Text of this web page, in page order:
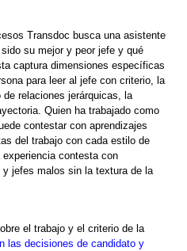
Transdoc busca una asistente
su mejor y peor jefe y qué
captura dimensiones específicas
para leer al jefe con criterio, la
relaciones jerárquicas, la
Quien ha trabajado como
contestar con aprendizajes
del trabajo con cada estilo de
experiencia contesta con
jefes malos sin la textura de la
el trabajo y el criterio de la
las decisiones de candidato y